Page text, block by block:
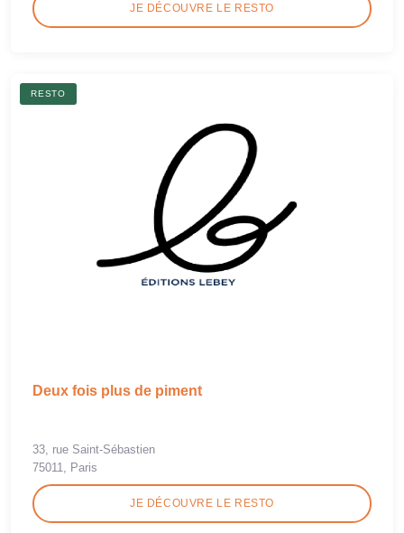
JE DÉCOUVRE LE RESTO
RESTO
Deux fois plus de piment
33, rue Saint-Sébastien
75011, Paris
JE DÉCOUVRE LE RESTO